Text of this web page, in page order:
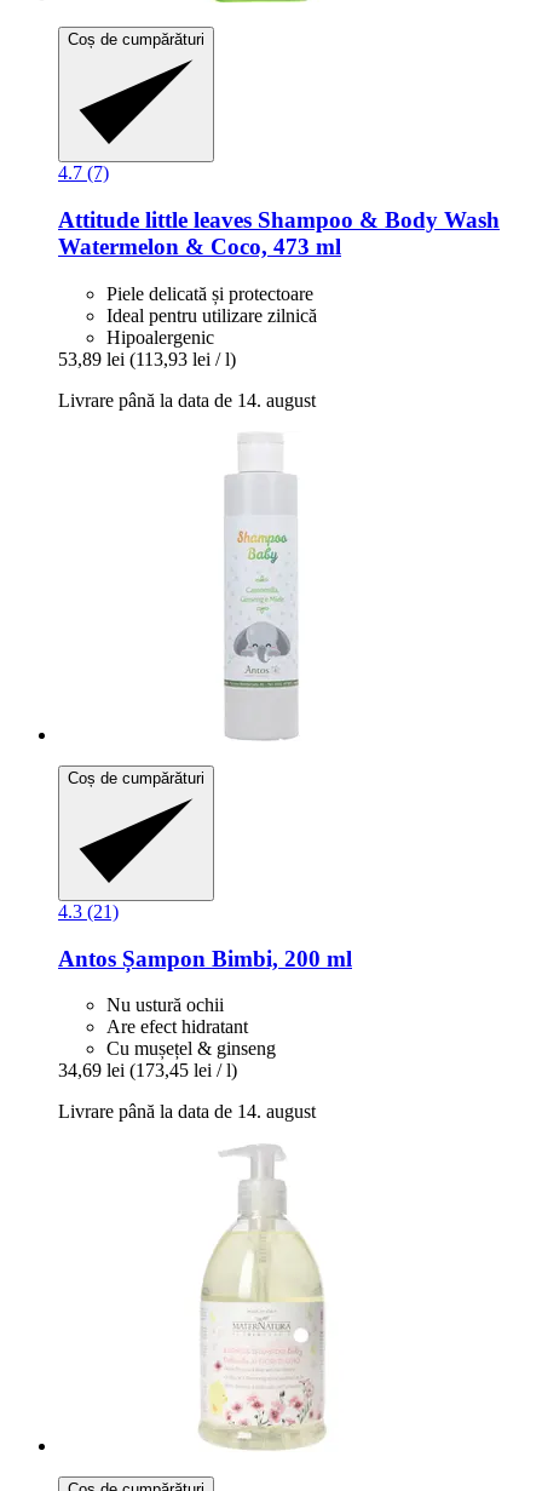
Coș de cumpărături
4.7 (7)
Attitude little leaves Shampoo & Body Wash
Watermelon & Coco, 473 ml
Piele delicată și protectoare
Ideal pentru utilizare zilnică
Hipoalergenic
53,89 lei (113,93 lei / l)
Livrare până la data de 14. august
Coș de cumpărături
4.3 (21)
Antos Șampon Bimbi, 200 ml
Nu ustură ochii
Are efect hidratant
Cu mușețel & ginseng
34,69 lei (173,45 lei / l)
Livrare până la data de 14. august